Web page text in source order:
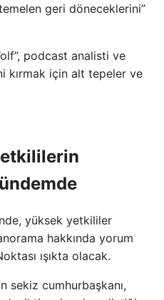
geri döneceklerini”
podcast analisti ve
kırmak için alt tepeler ve
yüksek yetkililer
hakkında yorum
ışıkta olacak.
sekiz cumhurbaşkanı,